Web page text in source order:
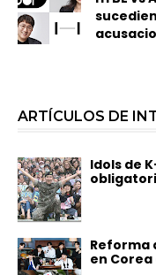
ARTÍCULOS DE
Idols de
Reforma
en Corea